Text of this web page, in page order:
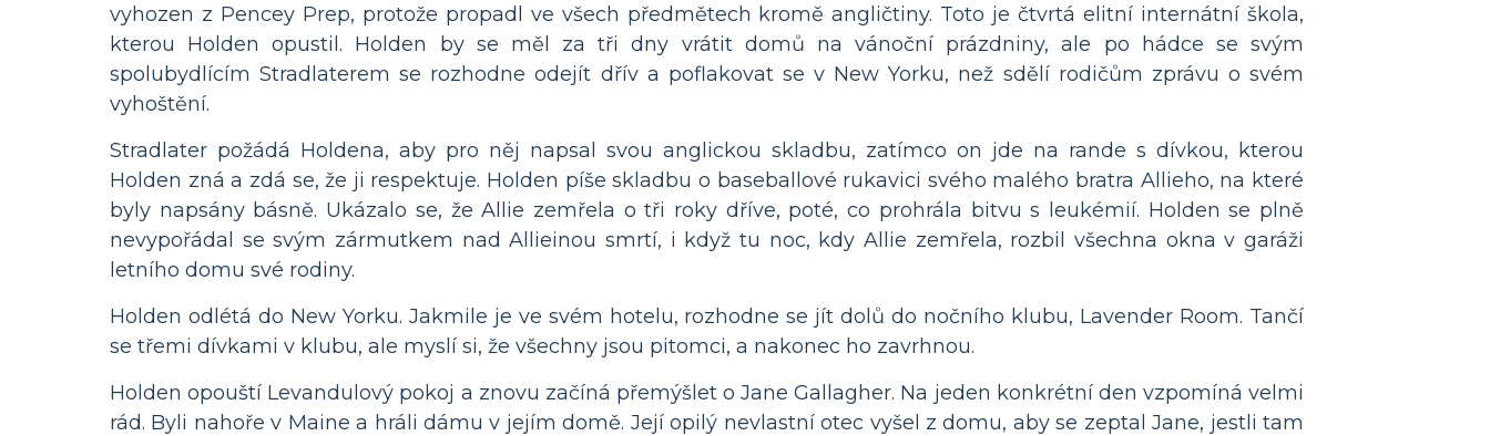
vyhozen z Pencey Prep, protože propadl ve všech předmětech kromě angličtiny. Toto je čtvrtá elitní internátní škola,
kterou Holden opustil. Holden by se měl za tři dny vrátit domů na vánoční prázdniny, ale po hádce se svým
spolubydlícím Stradlaterem se rozhodne odejít dřív a poflakovat se v New Yorku, než sdělí rodičům zprávu o svém
vyhoštění.
Stradlater požádá Holdena, aby pro něj napsal svou anglickou skladbu, zatímco on jde na rande s dívkou, kterou
Holden zná a zdá se, že ji respektuje. Holden píše skladbu o baseballové rukavici svého malého bratra Allieho, na které
byly napsány básně. Ukázalo se, že Allie zemřela o tři roky dříve, poté, co prohrála bitvu s leukémií. Holden se plně
nevypořádal se svým zármutkem nad Allieinou smrtí, i když tu noc, kdy Allie zemřela, rozbil všechna okna v garáži
letního domu své rodiny.
Holden odlétá do New Yorku. Jakmile je ve svém hotelu, rozhodne se jít dolů do nočního klubu, Lavender Room. Tančí
se třemi dívkami v klubu, ale myslí si, že všechny jsou pitomci, a nakonec ho zavrhnou.
Holden opouští Levandulový pokoj a znovu začíná přemýšlet o Jane Gallagher. Na jeden konkrétní den vzpomíná velmi
rád. Byli nahoře v Maine a hráli dámu v jejím domě. Její opilý nevlastní otec vyšel z domu, aby se zeptal Jane, jestli tam